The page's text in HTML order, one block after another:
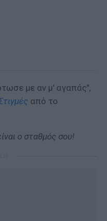
με αν μ' αγαπάς",
από το
ο σταθμός σου!